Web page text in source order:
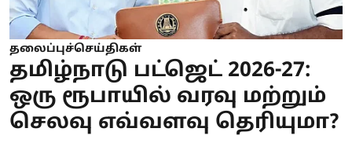
தலைப்புச்செய்திகள்
தமிழ்நாடு பட்ஜெட் 2026-27:
ஒரு ரூபாயில் வரவு மற்றும்
செலவு எவ்வளவு தெரியுமா?